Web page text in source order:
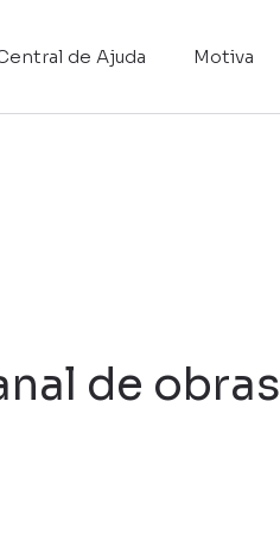
de Ajuda Motiva
de obras